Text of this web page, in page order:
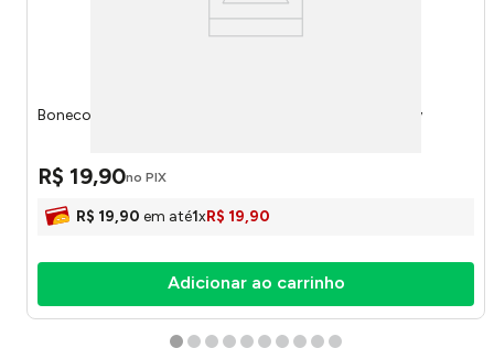
Boneco Colecionavel Toy Story Sortido 57133 - Disney
R$ 19,90no PIX
R$ 19,90 em até1xR$ 19,90
Adicionar ao carrinho